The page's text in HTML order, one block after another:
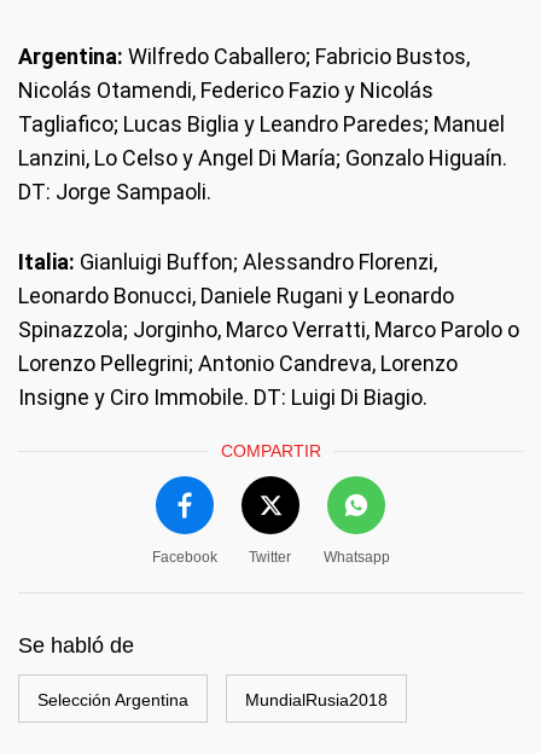
Argentina: Wilfredo Caballero; Fabricio Bustos,
Nicolás Otamendi, Federico Fazio y Nicolás
Tagliafico; Lucas Biglia y Leandro Paredes; Manuel
Lanzini, Lo Celso y Angel Di María; Gonzalo Higuaín.
DT: Jorge Sampaoli.
Italia: Gianluigi Buffon; Alessandro Florenzi,
Leonardo Bonucci, Daniele Rugani y Leonardo
Spinazzola; Jorginho, Marco Verratti, Marco Parolo o
Lorenzo Pellegrini; Antonio Candreva, Lorenzo
Insigne y Ciro Immobile. DT: Luigi Di Biagio.
COMPARTIR
Facebook Twitter Whatsapp
Se habló de
Selección Argentina MundialRusia2018